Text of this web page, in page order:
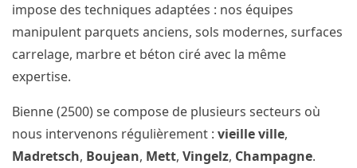
impose des techniques adaptées : nos équipes
manipulent parquets anciens, sols modernes, surfaces
carrelage, marbre et béton ciré avec la même
expertise.
Bienne (2500) se compose de plusieurs secteurs où
nous intervenons régulièrement : vieille ville,
Madretsch, Boujean, Mett, Vingelz, Champagne.